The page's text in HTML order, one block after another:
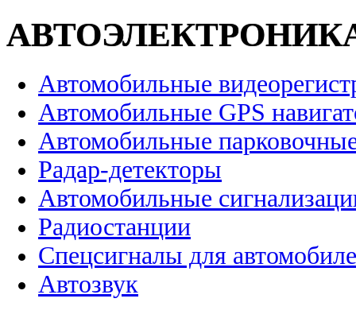
Автомобильные
Автомобильные GPS
Автомобильные
Радар-детекторы
Автомобильные
Радиостанции
Спецсигналы для
Автозвук